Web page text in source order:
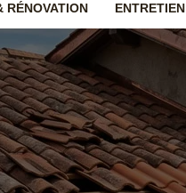
RÉNOVATION